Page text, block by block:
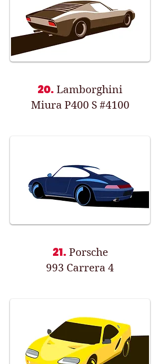
20. Lamborghini
Miura P400 S #4100
21. Porsche
993 Carrera 4